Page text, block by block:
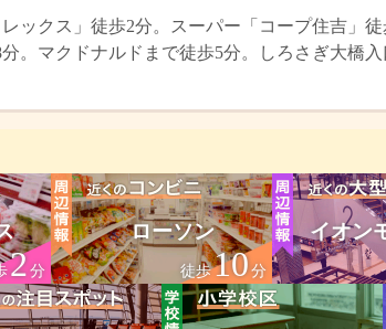
ックス」徒歩2分。スーパー「コープ住吉」徒
。マクドナルドまで徒歩5分。しろさぎ大橋
2分
ローソン
徒歩10分
イオン